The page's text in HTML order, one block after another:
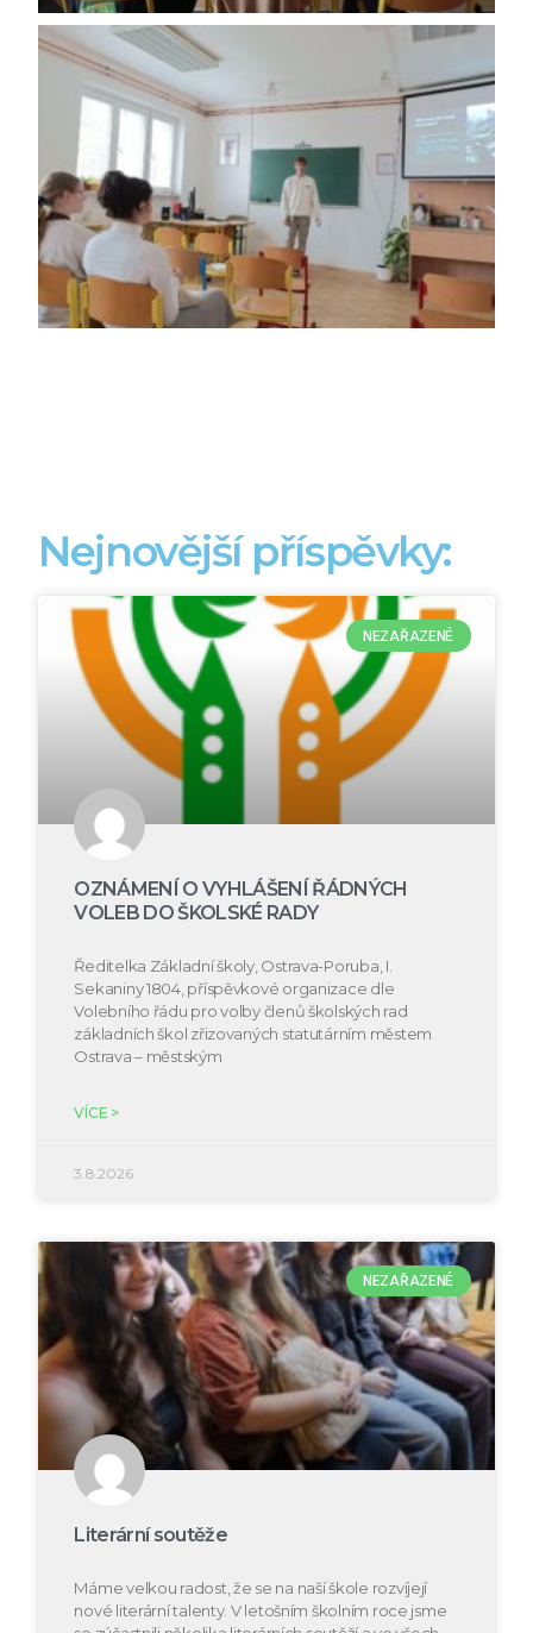
Nejnovější příspěvky:
NEZAŘAZENÉ
OZNÁMENÍ O VYHLÁŠENÍ ŘÁDNÝCH
VOLEB DO ŠKOLSKÉ RADY
Ředitelka Základní školy, Ostrava-Poruba, I.
Sekaniny 1804, příspěvkové organizace dle
Volebního řádu pro volby členů školských rad
základních škol zřizovaných statutárním městem
Ostrava – městským
VÍCE >
3.8.2026
NEZAŘAZENÉ
Literární soutěže
Máme velkou radost, že se na naší škole rozvíjejí
nové literární talenty. V letošním školním roce jsme